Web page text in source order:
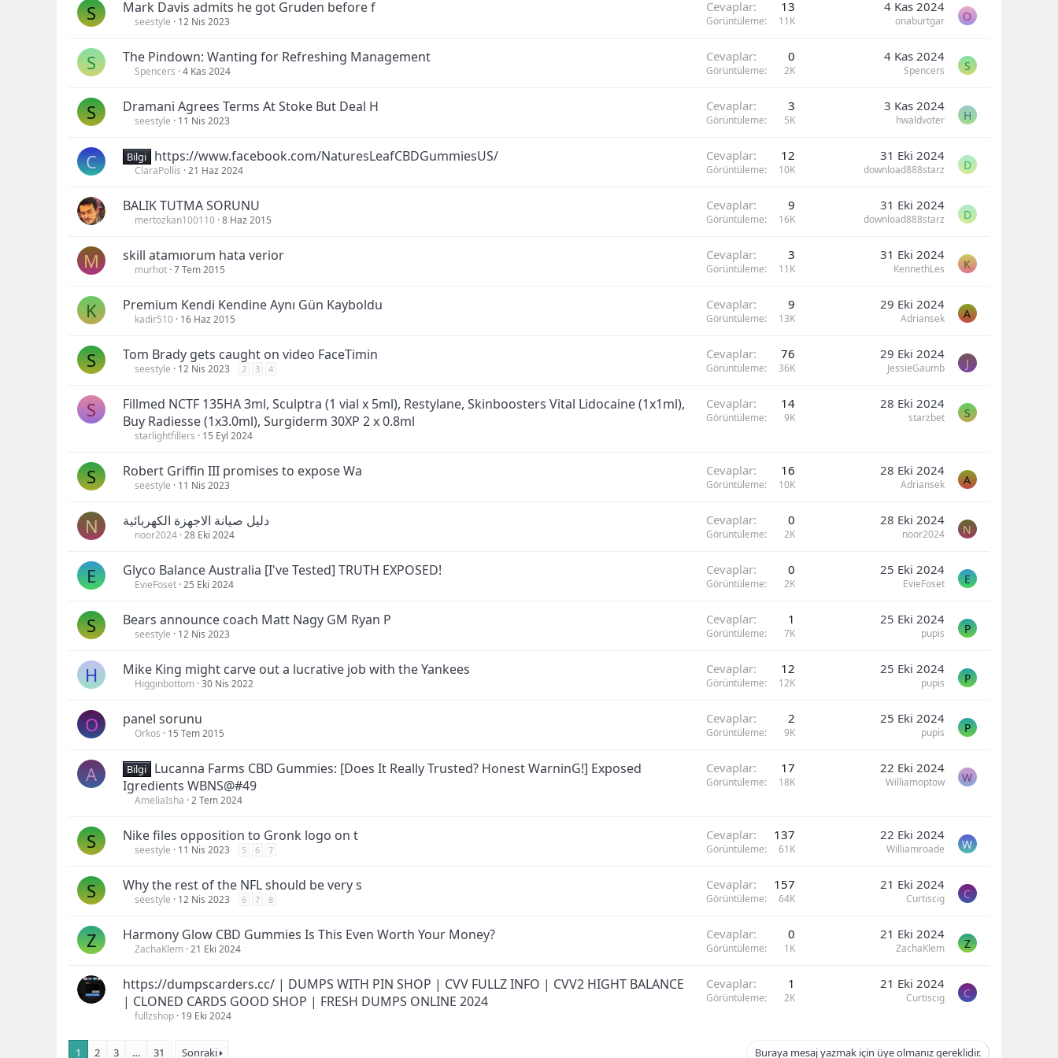
S Mark Davis admits he got Gruden before f
seestyle 12 Nis 2023
Cevaplar 13
Görüntüleme 11K
4 Kas 2024
onaburtgar O
S The Pindown: Wanting for Refreshing Management
Spencers 4 Kas 2024
Cevaplar 0
Görüntüleme 2K
4 Kas 2024
Spencers S
S Dramani Agrees Terms At Stoke But Deal H
seestyle 11 Nis 2023
Cevaplar 3
Görüntüleme 5K
3 Kas 2024
hwaldvoter H
C Bilgi https://www.facebook.com/NaturesLeafCBDGummiesUS/
ClaraPollis 21 Haz 2024
Cevaplar 12
Görüntüleme 10K
31 Eki 2024
download888starz D
BALIK TUTMA SORUNU
mertozkan100110 8 Haz 2015
Cevaplar 9
Görüntüleme 16K
31 Eki 2024
download888starz D
M skill atamıorum hata verior
murhot 7 Tem 2015
Cevaplar 3
Görüntüleme 11K
31 Eki 2024
KennethLes K
K Premium Kendi Kendine Aynı Gün Kayboldu
kadir510 16 Haz 2015
Cevaplar 9
Görüntüleme 13K
29 Eki 2024
Adriansek A
S Tom Brady gets caught on video FaceTimin
seestyle 12 Nis 2023 2 3 4
Cevaplar 76
Görüntüleme 36K
29 Eki 2024
JessieGaumb J
S
Fillmed NCTF 135HA 3ml, Sculptra (1 vial x 5ml), Restylane, Skinboosters Vital Lidocaine (1x1ml),
Buy Radiesse (1x3.0ml), Surgiderm 30XP 2 x 0.8ml
starlightfillers 15 Eyl 2024
Cevaplar 14
Görüntüleme 9K
28 Eki 2024
starzbet S
S Robert Griffin III promises to expose Wa
seestyle 11 Nis 2023
Cevaplar 16
Görüntüleme 10K
28 Eki 2024
Adriansek A
N دليل صيانة الاجهزة الكهربائية
noor2024 28 Eki 2024
Cevaplar 0
Görüntüleme 2K
28 Eki 2024
noor2024 N
E Glyco Balance Australia [I've Tested] TRUTH EXPOSED!
EvieFoset 25 Eki 2024
Cevaplar 0
Görüntüleme 2K
25 Eki 2024
EvieFoset E
S Bears announce coach Matt Nagy GM Ryan P
seestyle 12 Nis 2023
Cevaplar 1
Görüntüleme 7K
25 Eki 2024
pupis P
H Mike King might carve out a lucrative job with the Yankees
Higginbottom 30 Nis 2022
Cevaplar 12
Görüntüleme 12K
25 Eki 2024
pupis P
O panel sorunu
Orkos 15 Tem 2015
Cevaplar 2
Görüntüleme 9K
25 Eki 2024
pupis P
A Bilgi
Lucanna Farms CBD Gummies: [Does It Really Trusted? Honest WarninG!] Exposed
Igredients WBNS@#49
AmeliaIsha 2 Tem 2024
Cevaplar 17
Görüntüleme 18K
22 Eki 2024
Williamoptow W
S Nike files opposition to Gronk logo on t
seestyle 11 Nis 2023 5 6 7
Cevaplar 137
Görüntüleme 61K
22 Eki 2024
Williamroade W
S Why the rest of the NFL should be very s
seestyle 12 Nis 2023 6 7 8
Cevaplar 157
Görüntüleme 64K
21 Eki 2024
Curtiscig C
Z Harmony Glow CBD Gummies Is This Even Worth Your Money?
ZachaKlem 21 Eki 2024
Cevaplar 0
Görüntüleme 1K
21 Eki 2024
ZachaKlem Z
https://dumpscarders.cc/ | DUMPS WITH PIN SHOP | CVV FULLZ INFO | CVV2 HIGHT BALANCE
| CLONED CARDS GOOD SHOP | FRESH DUMPS ONLINE 2024
fullzshop 19 Eki 2024
Cevaplar 1
Görüntüleme 2K
21 Eki 2024
Curtiscig C
1 2 3 … 31 Sonraki Buraya mesaj yazmak için üye olmanız gereklidir.